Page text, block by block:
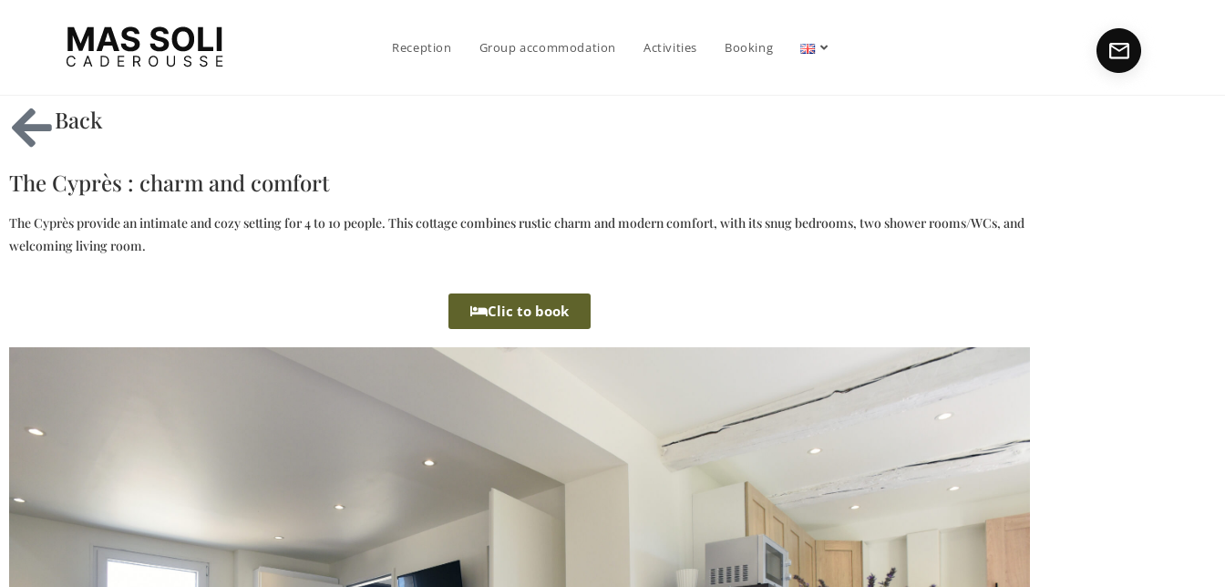
Reception Group accommodation Activities Booking
Back
The Cyprès : charm and comfort
The Cyprès provide an intimate and cozy setting for 4 to 10 people. This cottage combines rustic charm and modern comfort, with its snug bedrooms, two shower rooms/WCs, and
welcoming living room.
Clic to book